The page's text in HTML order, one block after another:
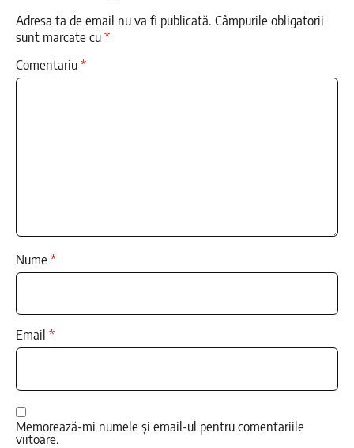
Adresa ta de email nu va fi publicată. Câmpurile obligatorii
sunt marcate cu*
Comentariu*
Nume*
Email *
Memorează-mi numele și email-ul pentru comentariile
viitoare.